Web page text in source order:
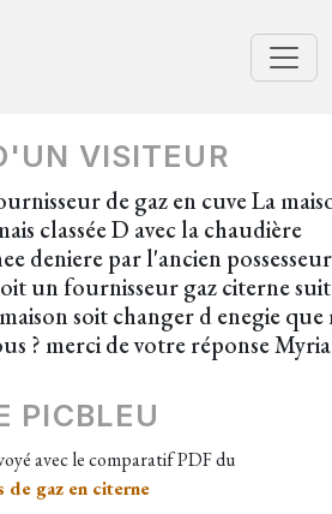
VISITEUR
de gaz en cuve La
classée D avec la chaudière
deniere par l'ancien
un fournisseur gaz citerne
soit changer d enegie que
? merci de votre réponse
PICBLEU
avec le comparatif PDF du
de gaz en citerne